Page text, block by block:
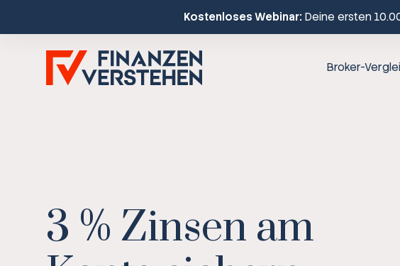
Kostenloses Webinar: Deine ersten
Broker-
3 % Zinsen am